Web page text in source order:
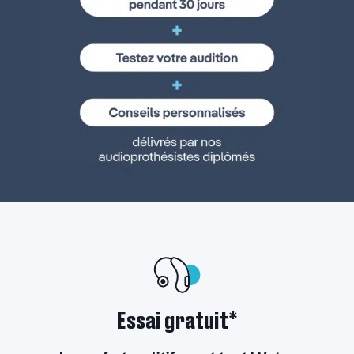
Essai gratuit*